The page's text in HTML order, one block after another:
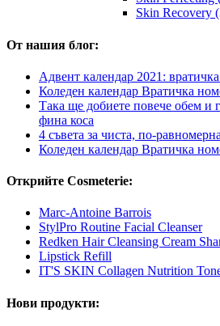
Skin Recovery
От нашия блог:
Адвент календар 2021:
Коледен календар Вратичка
Така ще добиете повече обем и
фина коса
4 съвета за чиста, по-
Коледен календар Вратичка
Открийте Cosmeterie:
Marc-Antoine Barrois
StylPro Routine Facial Cleanser
Redken Hair Cleansing Cream
Lipstick Refill
IT'S SKIN Collagen Nutrition
Нови продукти: